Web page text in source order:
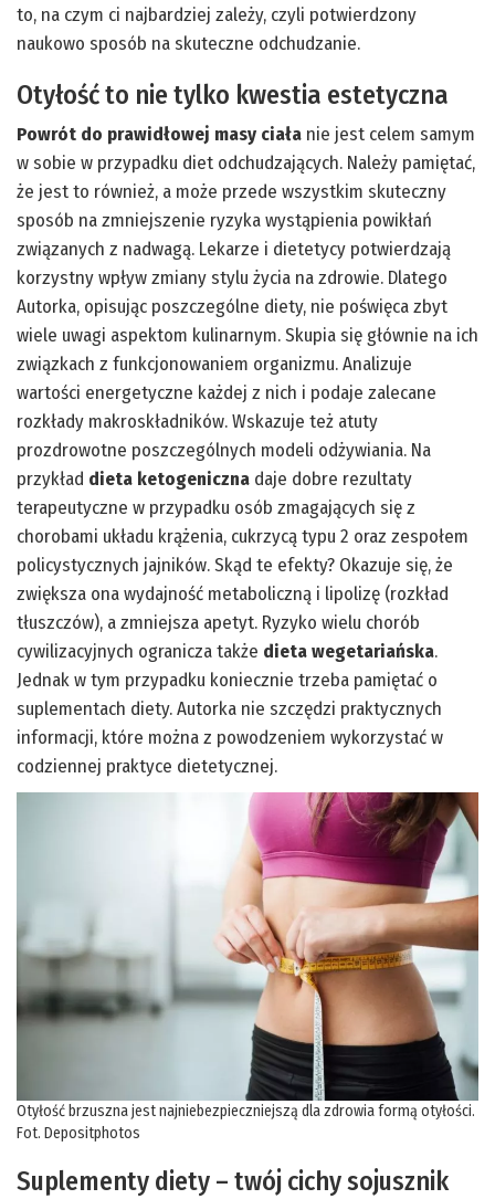
to, na czym ci najbardziej zależy, czyli potwierdzony
naukowo sposób na skuteczne odchudzanie.
Otyłość to nie tylko kwestia estetyczna
Powrót do prawidłowej masy ciała nie jest celem samym
w sobie w przypadku diet odchudzających. Należy pamiętać,
że jest to również, a może przede wszystkim skuteczny
sposób na zmniejszenie ryzyka wystąpienia powikłań
związanych z nadwagą. Lekarze i dietetycy potwierdzają
korzystny wpływ zmiany stylu życia na zdrowie. Dlatego
Autorka, opisując poszczególne diety, nie poświęca zbyt
wiele uwagi aspektom kulinarnym. Skupia się głównie na ich
związkach z funkcjonowaniem organizmu. Analizuje
wartości energetyczne każdej z nich i podaje zalecane
rozkłady makroskładników. Wskazuje też atuty
prozdrowotne poszczególnych modeli odżywiania. Na
przykład dieta ketogeniczna daje dobre rezultaty
terapeutyczne w przypadku osób zmagających się z
chorobami układu krążenia, cukrzycą typu 2 oraz zespołem
policystycznych jajników. Skąd te efekty? Okazuje się, że
zwiększa ona wydajność metaboliczną i lipolizę (rozkład
tłuszczów), a zmniejsza apetyt. Ryzyko wielu chorób
cywilizacyjnych ogranicza także dieta wegetariańska.
Jednak w tym przypadku koniecznie trzeba pamiętać o
suplementach diety. Autorka nie szczędzi praktycznych
informacji, które można z powodzeniem wykorzystać w
codziennej praktyce dietetycznej.
Otyłość brzuszna jest najniebezpieczniejszą dla zdrowia formą otyłości.
Fot. Depositphotos
Suplementy diety – twój cichy sojusznik